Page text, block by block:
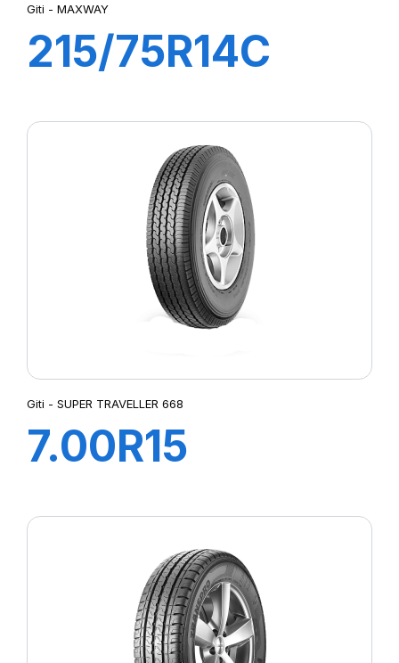
Giti - MAXWAY
215/75R14C
MAXWAY
Giti - SUPER TRAVELLER 668
7.00R15
SUPER
TRAVELLER 668